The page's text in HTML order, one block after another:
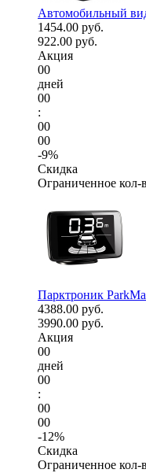
Автомобильный
1454.00 руб.
922.00 руб.
Акция
00
дней
00
:
00
00
-9%
Скидка
Ограниченное кол-
Парктроник
4388.00 руб.
3990.00 руб.
Акция
00
дней
00
:
00
00
-12%
Скидка
Ограниченное кол-